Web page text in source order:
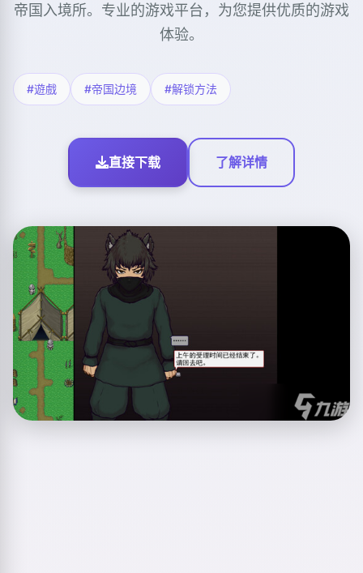
帝国入境所。专业的游戏平台，为您提供优质的游戏
体验。
#遊戲 #帝国边境 #解锁方法
直接下载 了解详情